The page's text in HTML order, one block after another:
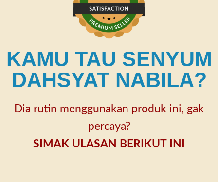
KAMU TAU SENYUM
DAHSYAT NABILA?
Dia rutin menggunakan produk ini, gak
percaya?
SIMAK ULASAN BERIKUT INI